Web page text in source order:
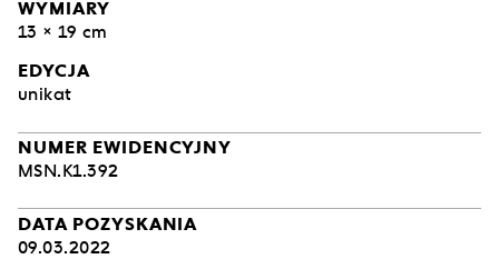
WYMIARY
13 × 19 cm
EDYCJA
unikat
NUMER EWIDENCYJNY
MSN.K1.392
DATA POZYSKANIA
09.03.2022